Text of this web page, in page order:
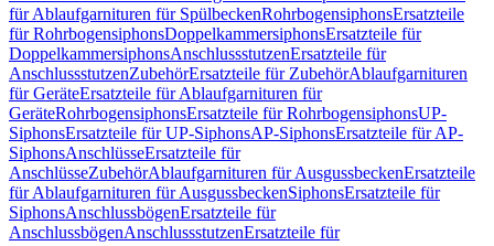
für Ablaufgarnituren für SpülbeckenRohrbogensiphonsErsatzteile
für RohrbogensiphonsDoppelkammersiphonsErsatzteile für
DoppelkammersiphonsAnschlussstutzenErsatzteile für
AnschlussstutzenZubehörErsatzteile für ZubehörAblaufgarnituren
für GeräteErsatzteile für Ablaufgarnituren für
GeräteRohrbogensiphonsErsatzteile für RohrbogensiphonsUP-
SiphonsErsatzteile für UP-SiphonsAP-SiphonsErsatzteile für AP-
SiphonsAnschlüsseErsatzteile für
AnschlüsseZubehörAblaufgarnituren für AusgussbeckenErsatzteile
für Ablaufgarnituren für AusgussbeckenSiphonsErsatzteile für
SiphonsAnschlussbögenErsatzteile für
AnschlussbögenAnschlussstutzenErsatzteile für